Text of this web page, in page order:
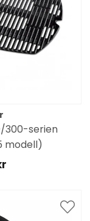
300-serien
modell)